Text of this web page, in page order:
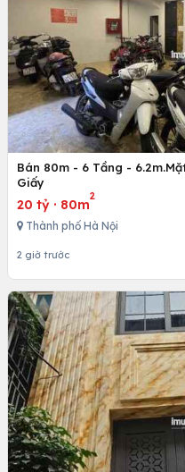
Bán 80m - 6 Tầng -
Giấy
20 tỷ · 80m
2
Thành phố Hà Nội
2 giờ trước